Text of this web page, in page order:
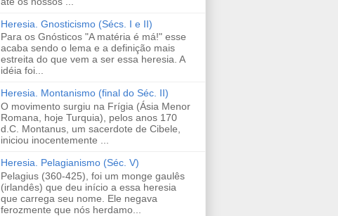
Heresia. Gnosticismo (Sécs. I e II)
Para os Gnósticos "A matéria é má!" esse
acaba sendo o lema e a definição mais
estreita do que vem a ser essa heresia. A
idéia foi...
Heresia. Montanismo (final do Séc. II)
O movimento surgiu na Frígia (Ásia Menor
Romana, hoje Turquia), pelos anos 170
d.C. Montanus, um sacerdote de Cibele,
iniciou inocentemente ...
Heresia. Pelagianismo (Séc. V)
Pelagius (360-425), foi um monge gaulês
(irlandês) que deu início a essa heresia
que carrega seu nome. Ele negava
ferozmente que nós herdamo...